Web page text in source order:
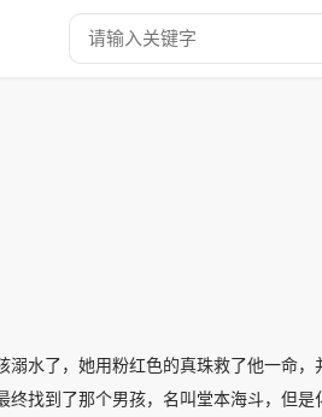
水了，她用粉红色的真珠救了他一命，
找到了那个男孩，名叫堂本海斗，但是